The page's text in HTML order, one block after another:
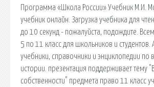
Программа «Школа России» Учебник М.И.
учебник онлайн. Загрузка учебника для
до 10 секунд - пожалуйста, подождите.
5 по 11 класс для школьников и студентов.
учебники, справочники и энциклопедии по
истории. презентация поддерживает тему
собственности" предмета право 11 класс